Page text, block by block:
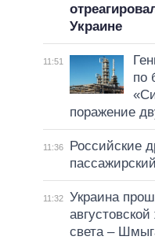
Украине
11:51
по
поражение
11:36
Российские
11:32
Украина
света –